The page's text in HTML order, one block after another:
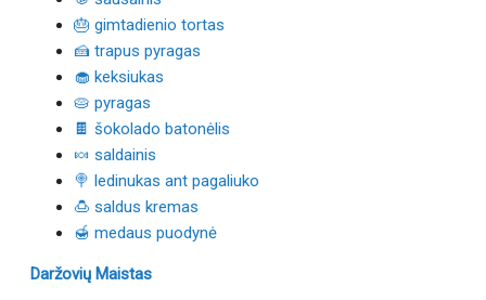
🎂 gimtadienio tortas
🍰 trapus pyragas
🧁 keksiukas
🥧 pyragas
🍫 šokolado batonėlis
🍬 saldainis
🍭 ledinukas ant pagaliuko
🍮 saldus kremas
🍯 medaus puodynė
Daržovių Maistas